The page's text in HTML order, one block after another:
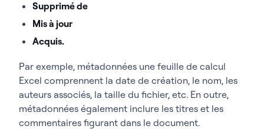
Supprimé de
Mis à jour
Acquis.
Par exemple, métadonnées une feuille de calcul
Excel comprennent la date de création, le nom, les
auteurs associés, la taille du fichier, etc. En outre,
métadonnées également inclure les titres et les
commentaires figurant dans le document.